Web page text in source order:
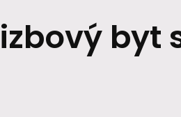
izbový